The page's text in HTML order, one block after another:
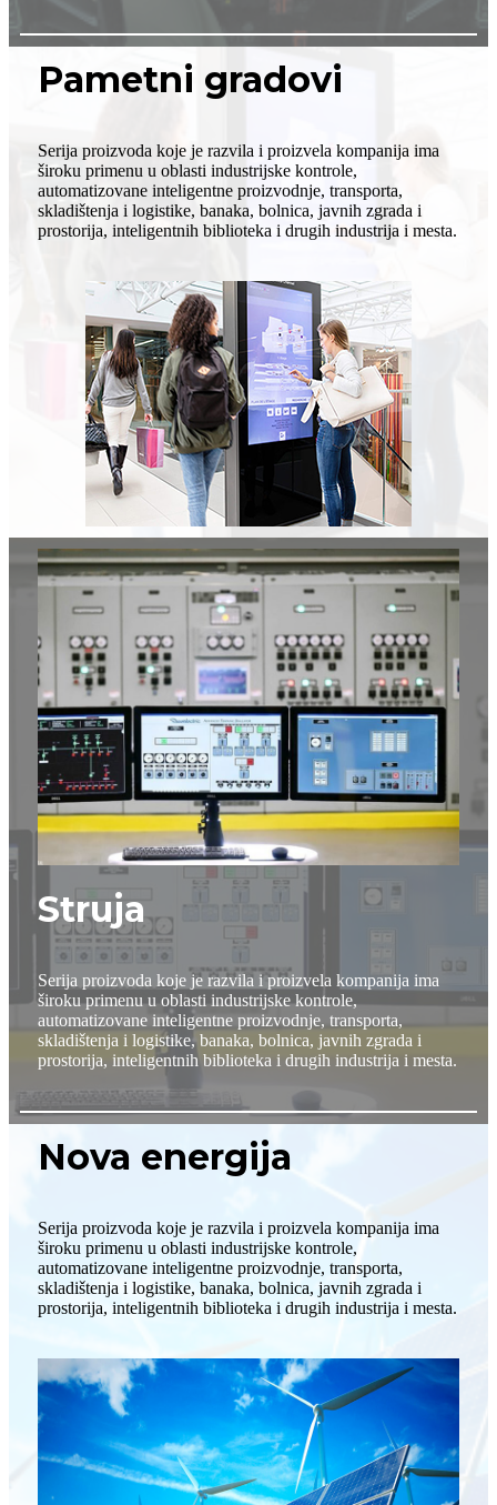
Pametni gradovi
Serija proizvoda koje je razvila i proizvela kompanija ima
široku primenu u oblasti industrijske kontrole,
automatizovane inteligentne proizvodnje, transporta,
skladištenja i logistike, banaka, bolnica, javnih zgrada i
prostorija, inteligentnih biblioteka i drugih industrija i mesta.
Struja
Serija proizvoda koje je razvila i proizvela kompanija ima
široku primenu u oblasti industrijske kontrole,
automatizovane inteligentne proizvodnje, transporta,
skladištenja i logistike, banaka, bolnica, javnih zgrada i
prostorija, inteligentnih biblioteka i drugih industrija i mesta.
Nova energija
Serija proizvoda koje je razvila i proizvela kompanija ima
široku primenu u oblasti industrijske kontrole,
automatizovane inteligentne proizvodnje, transporta,
skladištenja i logistike, banaka, bolnica, javnih zgrada i
prostorija, inteligentnih biblioteka i drugih industrija i mesta.